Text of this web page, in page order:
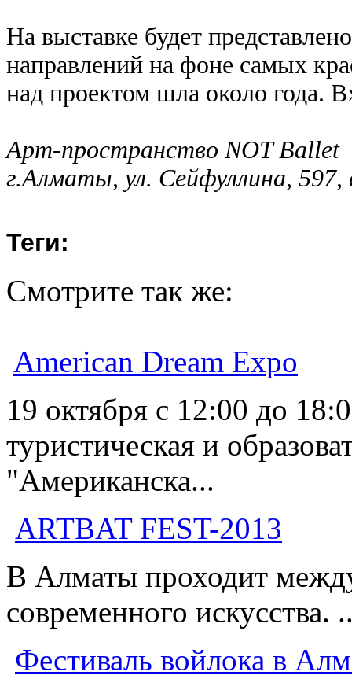
На выставке будет
направлений на фоне самых
над проектом шла около года.
Арт-пространство NOT Ballet
г.Алматы, ул. Сейфуллина,
Теги:
Смотрите так же:
American Dream Expo
19 октября с 12:00 до
туристическая и
"Американска...
АRTBAT FEST-2013
В Алматы проходит
современного искусства.
Фестиваль войлока в